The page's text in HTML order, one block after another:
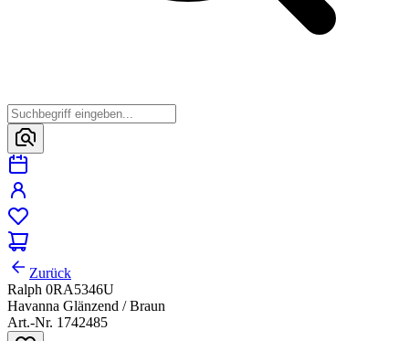
Zurück
Ralph 0RA5346U
Havanna Glänzend / Braun
Art.-Nr. 1742485